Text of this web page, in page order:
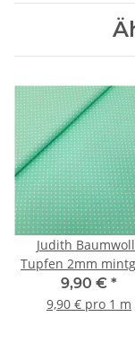
Judith
Tupfen 2mm
9,90 € *
9,90 € pro 1 m